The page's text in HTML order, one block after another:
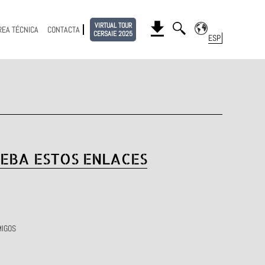
TÉCNICA CONTACTA
VIRTUAL TOUR
CERSAIE 2025
ESTOS ENLACES